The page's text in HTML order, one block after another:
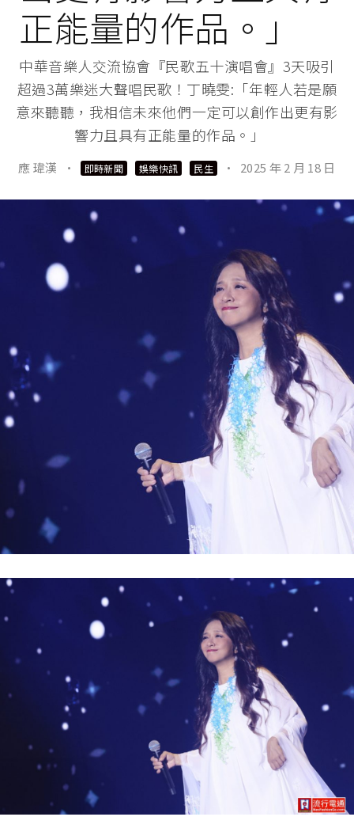
正能量的作品。」
中華音樂人交流協會『民歌五十演唱會』3天吸引
超過3萬樂迷大聲唱民歌！丁曉雯:「年輕人若是願
意來聽聽，我相信未來他們一定可以創作出更有影
響力且具有正能量的作品。」
應 瑋漢 · 即時新聞 娛樂快訊 民生 · 2025 年 2 月 18 日